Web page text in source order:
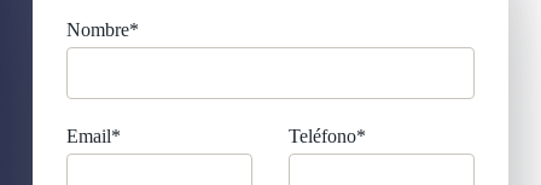
Nombre*
Email* Teléfono*